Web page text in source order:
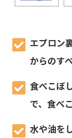
エプロン
からのす
食べこぼ
で、食べ
水や油を